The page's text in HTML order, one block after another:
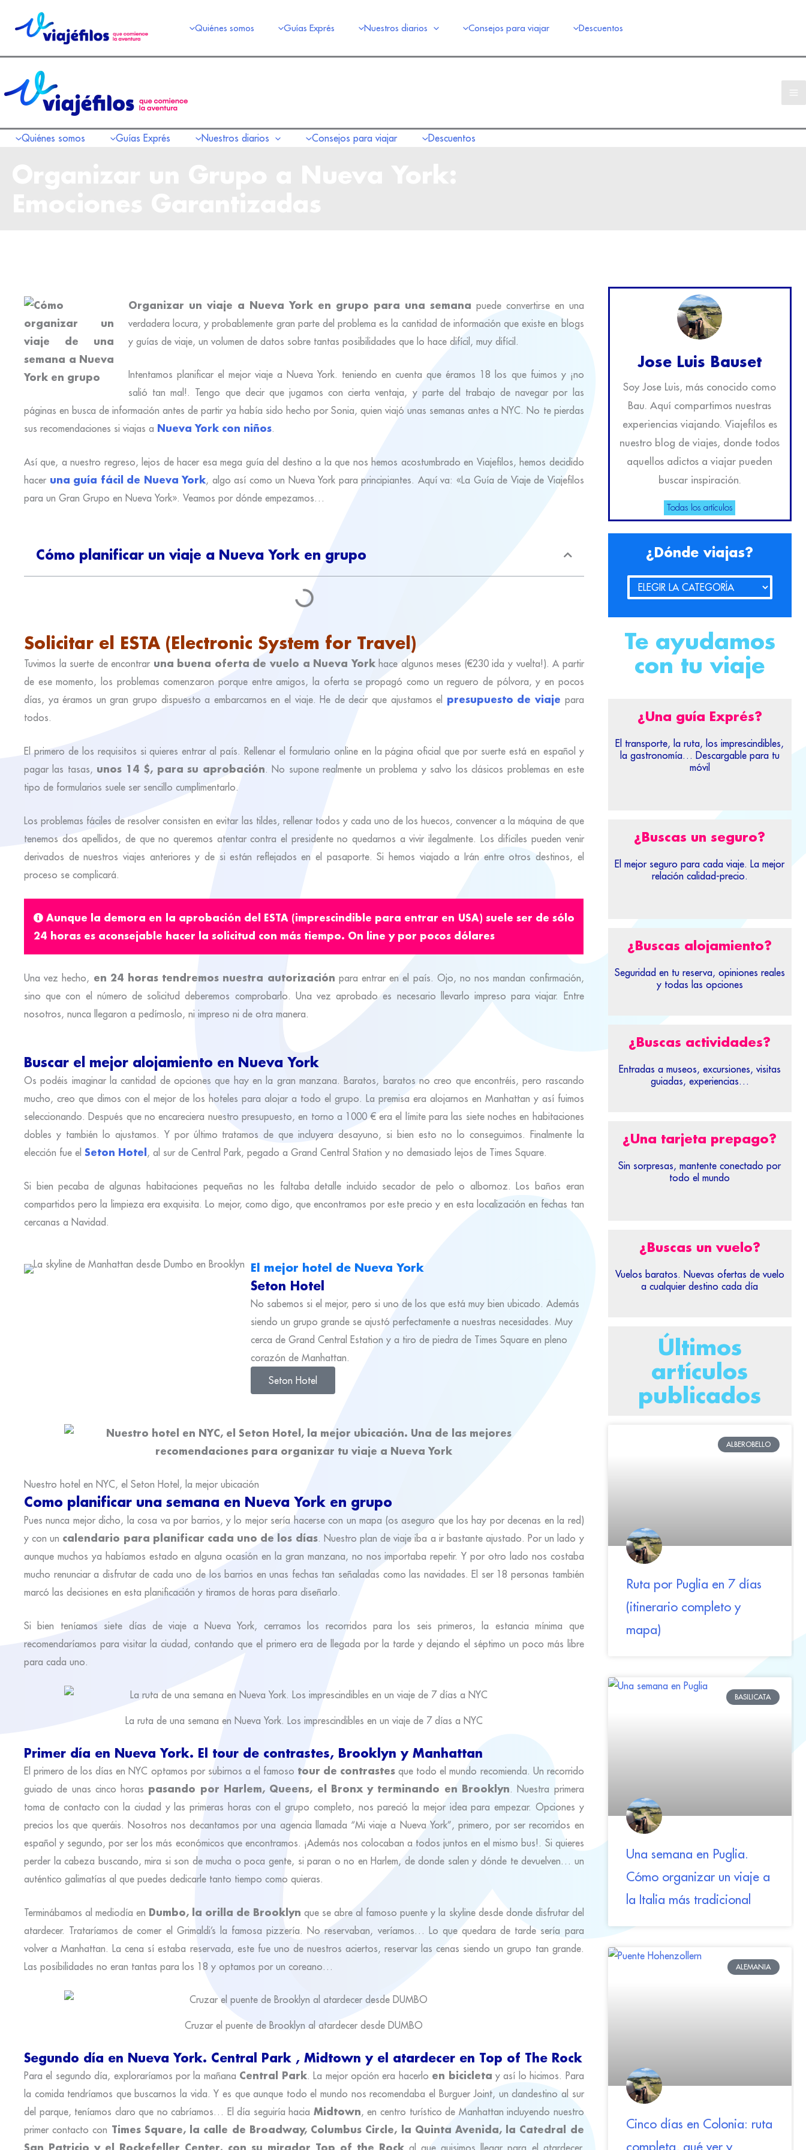
Quiénes somos Guías Exprés Nuestros diarios Consejos para viajar Descuentos
Quiénes somos Guías Exprés Nuestros diarios Consejos para viajar Descuentos
Organizar un viaje a Nueva York en grupo para una semana puede convertirse en una
verdadera locura, y probablemente gran parte del problema es la cantidad de información que existe en blogs
y guías de viaje, un volumen de datos sobre tantas posibilidades que lo hace difícil, muy difícil.
Intentamos planificar el mejor viaje a Nueva York. teniendo en cuenta que éramos 18 los que fuimos y ¡no
salió tan mal!. Tengo que decir que jugamos con cierta ventaja, y parte del trabajo de navegar por las
páginas en busca de información antes de partir ya había sido hecho por Sonia, quien viajó unas semanas antes a NYC. No te pierdas
sus recomendaciones si viajas a Nueva York con niños.
Así que, a nuestro regreso, lejos de hacer esa mega guía del destino a la que nos hemos acostumbrado en Viajefilos, hemos decidido
hacer una guía fácil de Nueva York, algo así como un Nueva York para principiantes. Aquí va: «La Guía de Viaje de Viajefilos
para un Gran Grupo en Nueva York». Veamos por dónde empezamos…
Cómo planificar un viaje a Nueva York en grupo
Solicitar el ESTA (Electronic System for Travel)
Tuvimos la suerte de encontrar una buena oferta de vuelo a Nueva Yorkhace algunos meses (€230 ida y vuelta!). A partir
de ese momento, los problemas comenzaron porque entre amigos, la oferta se propagó como un reguero de pólvora, y en pocos
días, ya éramos un gran grupo dispuesto a embarcarnos en el viaje. He de decir que ajustamos el presupuesto de viaje para
todos.
El primero de los requisitos si quieres entrar al país. Rellenar el formulario online en la página oficial que por suerte está en español y
pagar las tasas, unos 14 $, para su aprobación. No supone realmente un problema y salvo los clásicos problemas en este
tipo de formularios suele ser sencillo cumplimentarlo.
Los problemas fáciles de resolver consisten en evitar las tildes, rellenar todos y cada uno de los huecos, convencer a la máquina de que
tenemos dos apellidos, de que no queremos atentar contra el presidente no quedarnos a vivir ilegalmente. Los difíciles pueden venir
derivados de nuestros viajes anteriores y de si están reflejados en el pasaporte. Si hemos viajado a Irán entre otros destinos, el
proceso se complicará.
Aunque la demora en la aprobación del ESTA(imprescindible para entrar en USA) suele ser de sólo
24 horas es aconsejable hacer la solicitud con más tiempo. On line y por pocos dólares
Una vez hecho, en 24 horas tendremos nuestra autorización para entrar en el país. Ojo, no nos mandan confirmación,
sino que con el número de solicitud deberemos comprobarlo. Una vez aprobado es necesario llevarlo impreso para viajar. Entre
nosotros, nunca llegaron a pedírnoslo, ni impreso ni de otra manera.
Buscar el mejor alojamiento en Nueva York
Os podéis imaginar la cantidad de opciones que hay en la gran manzana. Baratos, baratos no creo que encontréis, pero rascando
mucho, creo que dimos con el mejor de los hoteles para alojar a todo el grupo. La premisa era alojarnos en Manhattan y así fuimos
seleccionando. Después que no encareciera nuestro presupuesto, en torno a 1000 € era el límite para las siete noches en habitaciones
dobles y también lo ajustamos. Y por último tratamos de que incluyera desayuno, si bien esto no lo conseguimos. Finalmente la
elección fue el Seton Hotel , al sur de Central Park, pegado a Grand Central Station y no demasiado lejos de Times Square.
Si bien pecaba de algunas habitaciones pequeñas no les faltaba detalle incluido secador de pelo o albornoz. Los baños eran
compartidos pero la limpieza era exquisita. Lo mejor, como digo, que encontramos por este precio y en esta localización en fechas tan
cercanas a Navidad.
El mejor hotel de Nueva York
Seton Hotel
No sabemos si el mejor, pero si uno de los que está muy bien ubicado. Además
siendo un grupo grande se ajustó perfectamente a nuestras necesidades. Muy
cerca de Grand Central Estation y a tiro de piedra de Times Square en pleno
corazón de Manhattan.
Seton Hotel
Nuestro hotel en NYC, el Seton Hotel, la mejor ubicación
Como planificar una semana en Nueva York en grupo
Pues nunca mejor dicho, la cosa va por barrios, y lo mejor sería hacerse con un mapa (os aseguro que los hay por decenas en la red)
y con un calendario para planificar cada uno de los días. Nuestro plan de viaje iba a ir bastante ajustado. Por un lado y
aunque muchos ya habíamos estado en alguna ocasión en la gran manzana, no nos importaba repetir. Y por otro lado nos costaba
mucho renunciar a disfrutar de cada uno de los barrios en unas fechas tan señaladas como las navidades. El ser 18 personas también
marcó las decisiones en esta planificación y tiramos de horas para diseñarlo.
Si bien teníamos siete días de viaje a Nueva York, cerramos los recorridos para los seis primeros, la estancia mínima que
recomendaríamos para visitar la ciudad, contando que el primero era de llegada por la tarde y dejando el séptimo un poco más libre
para cada uno.
La ruta de una semana en Nueva York. Los imprescindibles en un viaje de 7 días a NYC
Primer día en Nueva York. El tour de contrastes, Brooklyn y Manhattan
El primero de los días en NYC optamos por subirnos a el famoso tour de contrastes que todo el mundo recomienda. Un recorrido
guiado de unas cinco horas pasando por Harlem, Queens, el Bronx y terminando en Brooklyn. Nuestra primera
toma de contacto con la ciudad y las primeras horas con el grupo completo, nos pareció la mejor idea para empezar. Opciones y
precios los que queráis. Nosotros nos decantamos por una agencia llamada “Mi viaje a Nueva York”, primero, por ser recorridos en
español y segundo, por ser los más económicos que encontramos. ¡Además nos colocaban a todos juntos en el mismo bus!. Si quieres
perder la cabeza buscando, mira si son de mucha o poca gente, si paran o no en Harlem, de donde salen y dónde te devuelven… un
auténtico galimatías al que puedes dedicarle tanto tiempo como quieras.
Terminábamos al mediodía en Dumbo, la orilla de Brooklyn que se abre al famoso puente y la skyline desde donde disfrutar del
atardecer. Trataríamos de comer el Grimaldi’s la famosa pizzería. No reservaban, veríamos… Lo que quedara de tarde sería para
volver a Manhattan. La cena sí estaba reservada, este fue uno de nuestros aciertos, reservar las cenas siendo un grupo tan grande.
Las posibilidades no eran tantas para los 18 y optamos por un coreano…
Cruzar el puente de Brooklyn al atardecer desde DUMBO
Segundo día en Nueva York. Central Park , Midtown y el atardecer en Top of The Rock
Para el segundo día, exploraríamos por la mañana Central Park. La mejor opción era hacerlo en bicicleta y así lo hicimos. Para
la comida tendríamos que buscarnos la vida. Y es que aunque todo el mundo nos recomendaba el Burguer Joint, un clandestino al sur
del parque, teníamos claro que no cabríamos… El día seguiría hacia Midtown, en centro turístico de Manhattan incluyendo nuestro
primer contacto con Times Square, la calle de Broadway, Columbus Circle, la Quinta Avenida, la Catedral de
Jose Luis Bauset
Soy Jose Luis, más conocido como
Bau. Aquí compartimos nuestras
experiencias viajando. Viajefilos es
nuestro blog de viajes, donde todos
aquellos adictos a viajar pueden
buscar inspiración.
Todas los artículos
¿Dónde viajas?
Te ayudamos
con tu viaje
¿Una guía Exprés?
El transporte, la ruta, los imprescindibles,
la gastronomía… Descargable para tu
móvil
¿Buscas un seguro?
El mejor seguro para cada viaje. La mejor
relación calidad-precio.
¿Buscas alojamiento?
Seguridad en tu reserva, opiniones reales
y todas las opciones
¿Buscas actividades?
Entradas a museos, excursiones, visitas
guiadas, experiencias…
¿Una tarjeta prepago?
Sin sorpresas, mantente conectado por
todo el mundo
¿Buscas un vuelo?
Vuelos baratos. Nuevas ofertas de vuelo
a cualquier destino cada día
Últimos
artículos
publicados
ALBEROBELLO
Ruta por Puglia en 7 días
(itinerario completo y
mapa)
BASILICATA
Una semana en Puglia.
Cómo organizar un viaje a
la Italia más tradicional
ALEMANIA
Cinco días en Colonia: ruta
completa, qué ver y